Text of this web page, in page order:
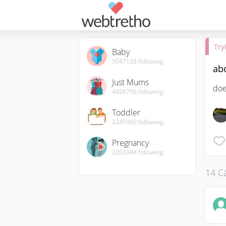
Baby
5047128 following
Just Mums
4426796 following
Toddler
2245960 following
Pregnancy
2203344following
14